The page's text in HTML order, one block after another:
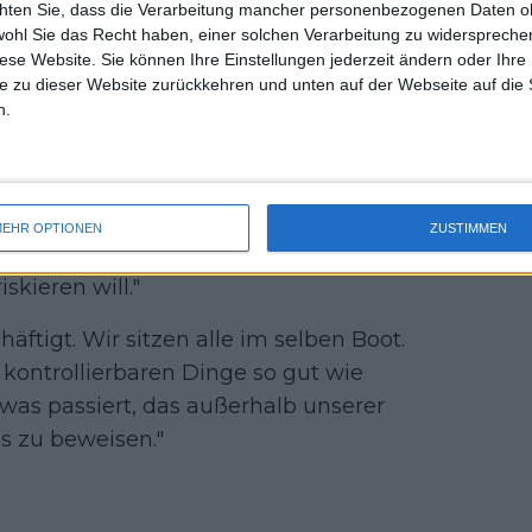
Sie, dass die Verarbeitung mancher personenbezogenen Daten
Sie das Recht haben, einer solchen Verarbeitung zu
Website. Sie können Ihre Einstellungen jederzeit ändern oder Ihre
zu dieser Website zurückkehren und unten auf der Webseite auf die
OPTIONEN ZUSTIMMEN
wir benutzen", sagte die US Open-
Beispiel von Ameisen oder Mücken
denke ich."
an. Jemand gab mir dieses
zu lindern. Ich wollte es nicht
sie. "Ich wurde einfach mit
Hand zurückgelassen. Ich dachte,
will."
Wir sitzen alle im selben Boot.
Dinge so gut wie
passiert, das außerhalb unserer
zu beweisen."
uss
mal
des